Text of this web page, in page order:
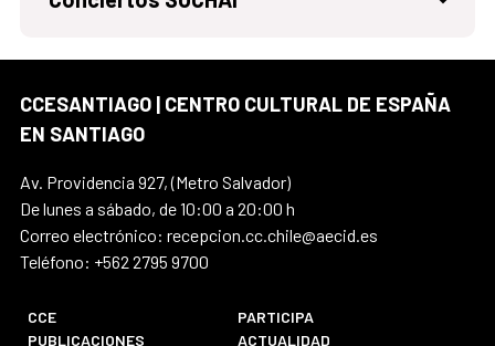
CCESANTIAGO | CENTRO CULTURAL DE ESPAÑA
EN SANTIAGO
Av. Providencia 927, (Metro Salvador)
De lunes a sábado, de 10:00 a 20:00 h
Correo electrónico: recepcion.cc.chile@aecid.es
Teléfono: +562 2795 9700
CCE
PARTICIPA
PUBLICACIONES
ACTUALIDAD